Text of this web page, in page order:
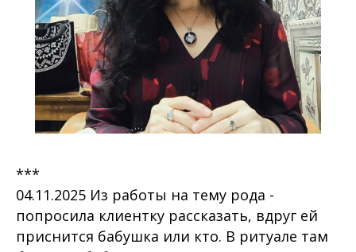
***
04.11.2025 Из работы на тему рода -
попросила клиентку рассказать, вдруг ей
приснится бабушка или кто. В ритуале там